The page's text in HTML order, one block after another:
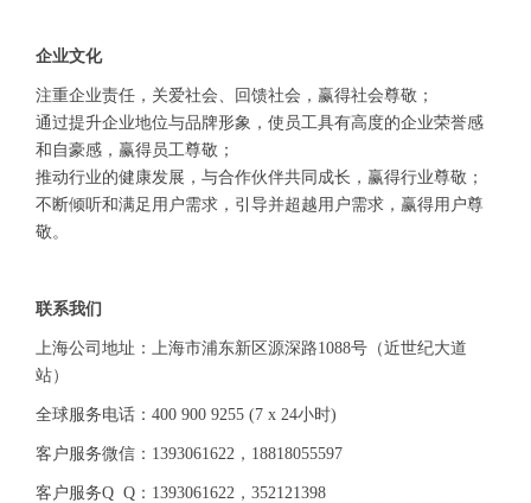
企业文化
注重企业责任，关爱社会、回馈社会，赢得社会尊敬；
通过提升企业地位与品牌形象，使员工具有高度的企业荣誉感
和自豪感，赢得员工尊敬；
推动行业的健康发展，与合作伙伴共同成长，赢得行业尊敬；
不断倾听和满足用户需求，引导并超越用户需求，赢得用户尊
敬。
联系我们
上海公司地址： 上海市浦东新区源深路1088号（近世纪大道
站）
全球服务电话：400 900 9255 (7 x 24小时)
客户服务微信：1393061622，18818055597
客户服务Q Q：1393061622，352121398